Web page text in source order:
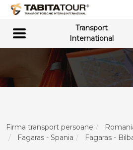
Transport
International
Firma transport persoane
Fagaras - Spania
Fagaras -